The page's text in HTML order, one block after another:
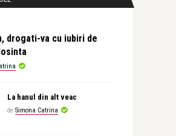
drogati-va cu iubiri de
La hanul din alt veac
de Simona Catrina